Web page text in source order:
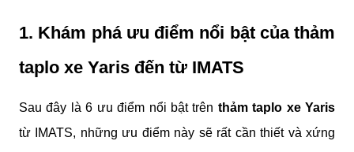
1. Khám phá ưu điểm nổi bật của thảm
taplo xe Yaris đến từ IMATS
Sau đây là 6 ưu điểm nổi bật trên thảm taplo xe Yaris
từ IMATS, những ưu điểm này sẽ rất cần thiết và xứng